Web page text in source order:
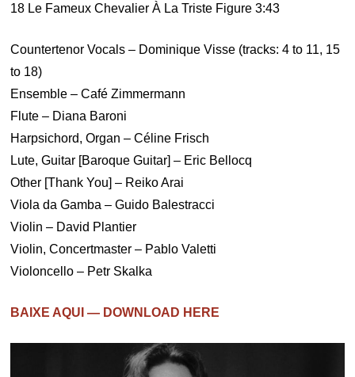
18 Le Fameux Chevalier À La Triste Figure 3:43
Countertenor Vocals – Dominique Visse (tracks: 4 to 11, 15
to 18)
Ensemble – Café Zimmermann
Flute – Diana Baroni
Harpsichord, Organ – Céline Frisch
Lute, Guitar [Baroque Guitar] – Eric Bellocq
Other [Thank You] – Reiko Arai
Viola da Gamba – Guido Balestracci
Violin – David Plantier
Violin, Concertmaster – Pablo Valetti
Violoncello – Petr Skalka
BAIXE AQUI — DOWNLOAD HERE